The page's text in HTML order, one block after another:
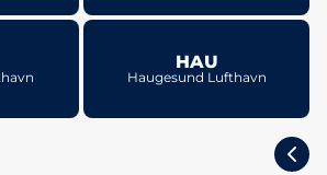
HAU
Haugesund Lufthavn